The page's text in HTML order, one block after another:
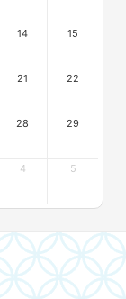
14 15
21 22
28 29
4 5